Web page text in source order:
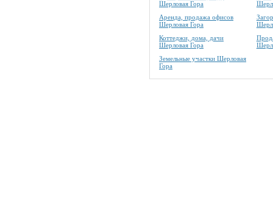
Шерловая Гора
Аренда, продажа офисов
Шерловая Гора
Коттеджи, дома, дачи
Шерловая Гора
Земельные участки Шерловая
Гора